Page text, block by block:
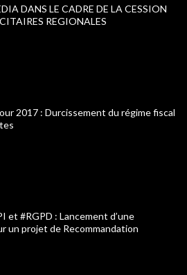
DANS LE CADRE DE LA CESSION
REGIONALES
2017 : Durcissement du régime fiscal
et #RGPD : Lancement d’une
un projet de Recommandation